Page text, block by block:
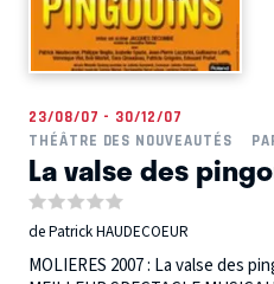
23/08/07 - 30/12/07
THÉÂTRE DES NOUVEAUTÉS
La valse des
de Patrick HAUDECOEUR
MOLIERES 2007 : La valse des